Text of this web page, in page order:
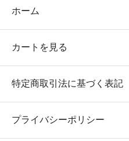
ホーム
カートを見る
特定商取引法に基づく表記
プライバシーポリシー